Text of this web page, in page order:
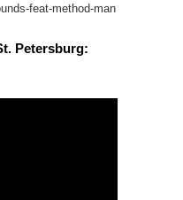
feat-method-man
Petersburg: